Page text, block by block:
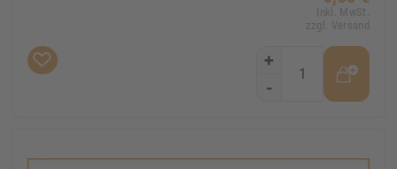
Inkl. MwSt.
zzgl. Versand
+
-